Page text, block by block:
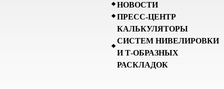
НОВОСТИ
ПРЕСС-ЦЕНТР
КАЛЬКУЛЯТОРЫ
СИСТЕМ НИВЕЛИРОВКИ
И Т-ОБРАЗНЫХ
РАСКЛАДОК